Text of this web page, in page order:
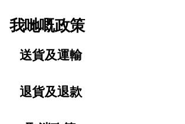
我哋嘅政策
送貨及運輸
退貨及退款